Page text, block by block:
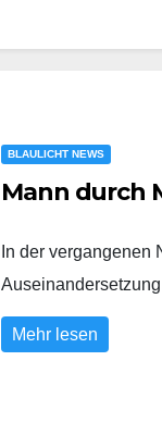
BLAULICHT NEWS
Mann durch
In der vergangenen
Mehr lesen